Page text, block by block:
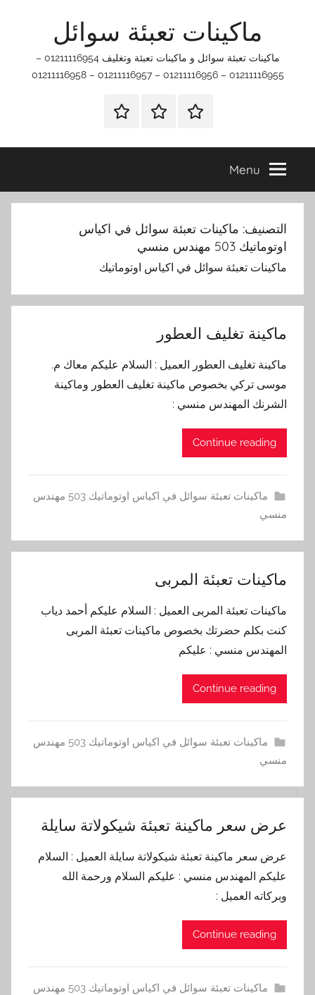
ماكينات تعبئة سوائل
ماكينات تعبئة سوائل و ماكينات تعبئة وتغليف 01211116954 –
01211116955 – 01211116956 – 01211116957 – 01211116958
اتصل
اتـصـل
في
التي
الرئيسيه
Menu
التصنيف: ماكينات تعبئة سوائل في اكياس
اوتوماتيك 503 مهندس منسي
ماكينات تعبئة سوائل في اكياس اوتوماتيك
ماكينة تغليف العطور
ماكينة تغليف العطور العميل : السلام عليكم معاك م.
موسى تركي بخصوص ماكينة تغليف العطور وماكينة
الشرنك المهندس منسي :
Continue reading
ماكينات تعبئة سوائل في اكياس اوتوماتيك 503 مهندس
منسي
ماكينات تعبئة المربى
ماكينات تعبئة المربى العميل : السلام عليكم أحمد دياب
كنت بكلم حضرتك بخصوص ماكينات تعبئة المربى
المهندس منسي : عليكم
Continue reading
ماكينات تعبئة سوائل في اكياس اوتوماتيك 503 مهندس
منسي
عرض سعر ماكينة تعبئة شيكولاتة سايلة
عرض سعر ماكينة تعبئة شيكولاتة سايلة العميل : السلام
عليكم المهندس منسي : عليكم السلام ورحمة الله
وبركاته العميل :
Continue reading
ماكينات تعبئة سوائل في اكياس اوتوماتيك 503 مهندس